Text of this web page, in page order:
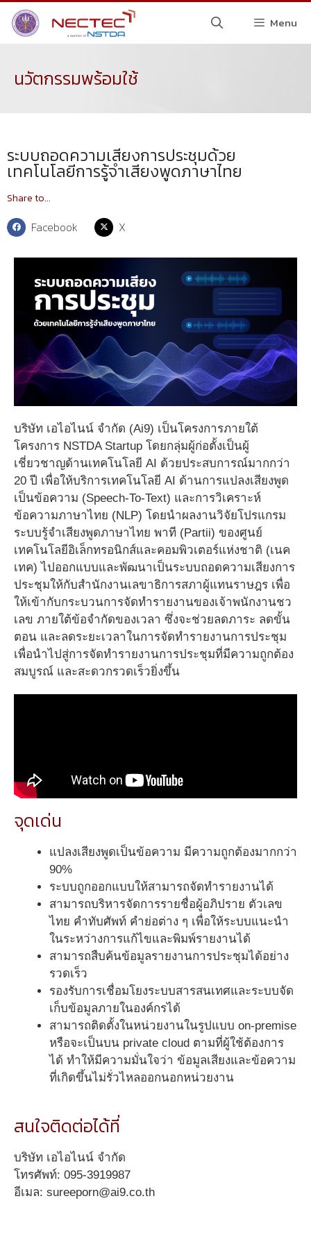
Menu
นวัตกรรมพร้อมใช้
ระบบถอดความเสียงการประชุมด้วย
เทคโนโลยีการรู้จำเสียงพูดภาษาไทย
Share to...
Facebook X
บริษัท เอไอไนน์ จำกัด (Ai9) เป็นโครงการภายใต้
โครงการ NSTDA Startup โดยกลุ่มผู้ก่อตั้งเป็นผู้
เชี่ยวชาญด้านเทคโนโลยี AI ด้วยประสบการณ์มากกว่า
20 ปี เพื่อให้บริการเทคโนโลยี AI ด้านการแปลงเสียงพูด
เป็นข้อความ (Speech-To-Text) และการวิเคราะห์
ข้อความภาษาไทย (NLP) โดยนำผลงานวิจัยโปรแกรม
ระบบรู้จำเสียงพูดภาษาไทย พาที (Partii) ของศูนย์
เทคโนโลยีอิเล็กทรอนิกส์และคอมพิวเตอร์แห่งชาติ (เนค
เทค) ไปออกแบบและพัฒนาเป็นระบบถอดความเสียงการ
ประชุมให้กับสำนักงานเลขาธิการสภาผู้แทนราษฎร เพื่อ
ให้เข้ากับกระบวนการจัดทำรายงานของเจ้าพนักงานชว
เลข ภายใต้ข้อจำกัดของเวลา ซึ่งจะช่วยลดภาระ ลดขั้น
ตอน และลดระยะเวลาในการจัดทำรายงานการประชุม
เพื่อนำไปสู่การจัดทำรายงานการประชุมที่มีความถูกต้อง
สมบูรณ์ และสะดวกรวดเร็วยิ่งขึ้น
จุดเด่น
แปลงเสียงพูดเป็นข้อความ มีความถูกต้องมากกว่า
90%
ระบบถูกออกแบบให้สามารถจัดทำรายงานได้
สามารถบริหารจัดการรายชื่อผู้อภิปราย ตัวเลข
ไทย คำทับศัพท์ คำย่อต่าง ๆ เพื่อให้ระบบแนะนำ
ในระหว่างการแก้ไขและพิมพ์รายงานได้
สามารถสืบค้นข้อมูลรายงานการประชุมได้อย่าง
รวดเร็ว
รองรับการเชื่อมโยงระบบสารสนเทศและระบบจัด
เก็บข้อมูลภายในองค์กรได้
สามารถติดตั้งในหน่วยงานในรูปแบบ on-premise
หรือจะเป็นบน private cloud ตามที่ผู้ใช้ต้องการ
ได้ ทำให้มีความมั่นใจว่า ข้อมูลเสียงและข้อความ
ที่เกิดขึ้นไม่รั่วไหลออกนอกหน่วยงาน
สนใจติดต่อได้ที่
บริษัท เอไอไนน์ จำกัด
โทรศัพท์: 095-3919987
อีเมล: sureeporn@ai9.co.th